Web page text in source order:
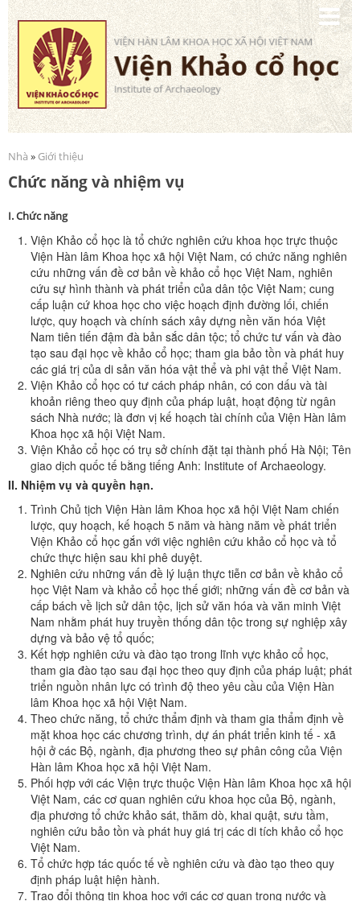
Nhảy
đến
nội
dung
Bạn đang ở đây
Nhà » Giới thiệu
Chức năng và nhiệm vụ
I. Chức năng
Viện Khảo cổ học là tổ chức nghiên cứu khoa học trực thuộc
Viện Hàn lâm Khoa học xã hội Việt Nam, có chức năng nghiên
cứu những vấn đề cơ bản về khảo cổ học Việt Nam, nghiên
cứu sự hình thành và phát triển của dân tộc Việt Nam; cung
cấp luận cứ khoa học cho việc hoạch định đường lối, chiến
lược, quy hoạch và chính sách xây dựng nền văn hóa Việt
Nam tiên tiến đậm đà bản sắc dân tộc; tổ chức tư vấn và đào
tạo sau đại học về khảo cổ học; tham gia bảo tồn và phát huy
các giá trị của di sản văn hóa vật thể và phi vật thể Việt Nam.
Viện Khảo cổ học có tư cách pháp nhân, có con dấu và tài
khoản riêng theo quy định của pháp luật, hoạt động từ ngân
sách Nhà nước; là đơn vị kế hoạch tài chính của Viện Hàn lâm
Khoa học xã hội Việt Nam.
Viện Khảo cổ học có trụ sở chính đặt tại thành phố Hà Nội; Tên
giao dịch quốc tế bằng tiếng Anh: Institute of Archaeology.
II. Nhiệm vụ và quyền hạn.
Trình Chủ tịch Viện Hàn lâm Khoa học xã hội Việt Nam chiến
lược, quy hoạch, kế hoạch 5 năm và hàng năm về phát triển
Viện Khảo cổ học gắn với việc nghiên cứu khảo cổ học và tổ
chức thực hiện sau khi phê duyệt.
Nghiên cứu những vấn đề lý luận thực tiễn cơ bản về khảo cổ
học Việt Nam và khảo cổ học thế giới; những vấn đề cơ bản và
cấp bách về lịch sử dân tộc, lịch sử văn hóa và văn minh Việt
Nam nhằm phát huy truyền thống dân tộc trong sự nghiệp xây
dựng và bảo vệ tổ quốc;
Kết hợp nghiên cứu và đào tạo trong lĩnh vực khảo cổ học,
tham gia đào tạo sau đại học theo quy định của pháp luật; phát
triển nguồn nhân lực có trình độ theo yêu cầu của Viện Hàn
lâm Khoa học xã hội Việt Nam.
Theo chức năng, tổ chức thẩm định và tham gia thẩm định về
mặt khoa học các chương trình, dự án phát triển kinh tế - xã
hội ở các Bộ, ngành, địa phương theo sự phân công của Viện
Hàn lâm Khoa học xã hội Việt Nam.
Phối hợp với các Viện trực thuộc Viện Hàn lâm Khoa học xã hội
Việt Nam, các cơ quan nghiên cứu khoa học của Bộ, ngành,
địa phương tổ chức khảo sát, thăm dò, khai quật, sưu tầm,
nghiên cứu bảo tồn và phát huy giá trị các di tích khảo cổ học
Việt Nam.
Tổ chức hợp tác quốc tế về nghiên cứu và đào tạo theo quy
định pháp luật hiện hành.
Trao đổi thông tin khoa học với các cơ quan trong nước và